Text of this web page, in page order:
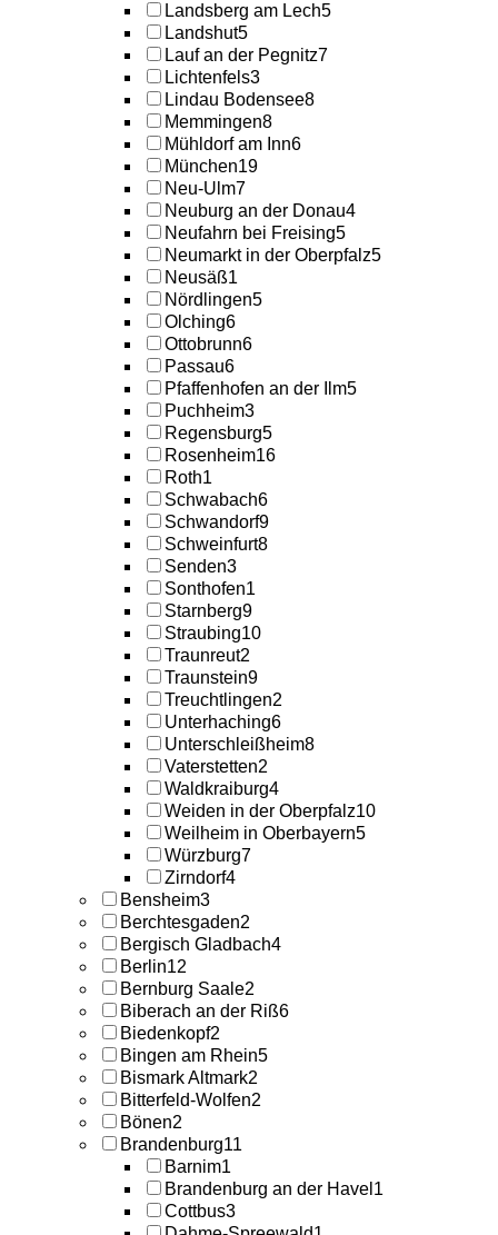
Landsberg am Lech5
Landshut5
Lauf an der Pegnitz7
Lichtenfels3
Lindau Bodensee8
Memmingen8
Mühldorf am Inn6
München19
Neu-Ulm7
Neuburg an der Donau4
Neufahrn bei Freising5
Neumarkt in der Oberpfalz5
Neusäß1
Nördlingen5
Olching6
Ottobrunn6
Passau6
Pfaffenhofen an der Ilm5
Puchheim3
Regensburg5
Rosenheim16
Roth1
Schwabach6
Schwandorf9
Schweinfurt8
Senden3
Sonthofen1
Starnberg9
Straubing10
Traunreut2
Traunstein9
Treuchtlingen2
Unterhaching6
Unterschleißheim8
Vaterstetten2
Waldkraiburg4
Weiden in der Oberpfalz10
Weilheim in Oberbayern5
Würzburg7
Zirndorf4
Bensheim3
Berchtesgaden2
Bergisch Gladbach4
Berlin12
Bernburg Saale2
Biberach an der Riß6
Biedenkopf2
Bingen am Rhein5
Bismark Altmark2
Bitterfeld-Wolfen2
Bönen2
Brandenburg11
Barnim1
Brandenburg an der Havel 1
Cottbus3